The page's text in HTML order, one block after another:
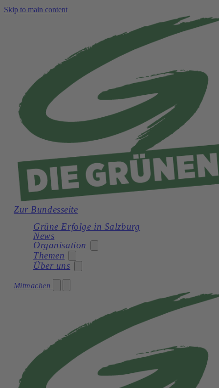
Skip to main content
Zur Bundesseite
Grüne Erfolge in Salzburg
News
Organisation
Stadträtin
Gemeinderatswahl 2024 – Unser Team
Themen
Soziales
Verkehr und Mobilität
Kultur
Natur und Umwelt
Demokratie
Über uns
Unsere Statuten
Geschichte
Mitmachen